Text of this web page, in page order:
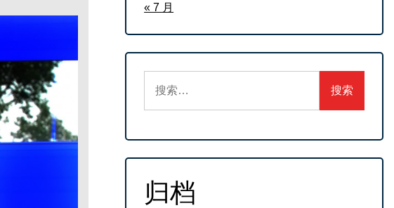
« 7 月
索：
归档